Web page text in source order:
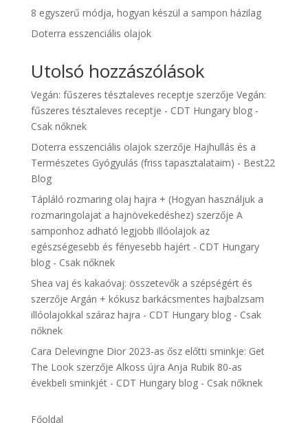
8 egyszerű módja, hogyan készül a sampon házilag
Doterra esszenciális olajok
Utolsó hozzászólások
Vegán: fűszeres tésztaleves receptje szerzője Vegán:
fűszeres tésztaleves receptje - CDT Hungary blog -
Csak nőknek
Doterra esszenciális olajokszerzője Hajhullás és a
Természetes Gyógyulás (friss tapasztalataim) - Best22
Blog
Tápláló rozmaring olaj hajra + (Hogyan használjuk a
rozmaringolajat a hajnövekedéshez) szerzője A
samponhoz adható legjobb illóolajok az
egészségesebb és fényesebb hajért - CDT Hungary
blog - Csak nőknek
Shea vaj és kakaóvaj: összetevők a szépségért és
szerzője Argán + kókusz barkácsmentes hajbalzsam
illóolajokkal száraz hajra - CDT Hungary blog - Csak
nőknek
Cara Delevingne Dior 2023-as ősz előtti sminkje: Get
The Lookszerzője Alkoss újra Anja Rubik 80-as
évekbeli sminkjét - CDT Hungary blog - Csak nőknek
Főoldal